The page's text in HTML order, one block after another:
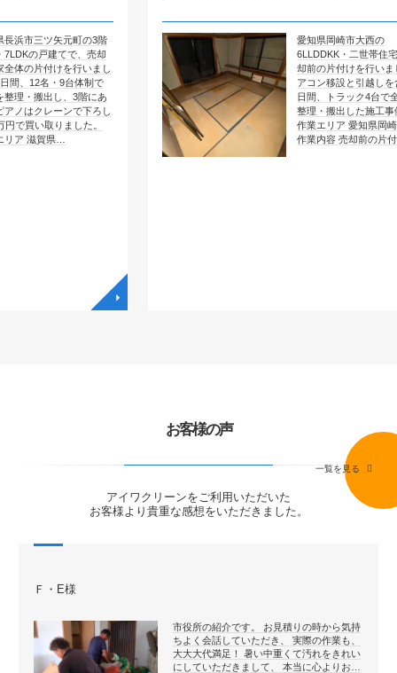
町の3階
で、売却
行いまし
台体制で
3階にあ
で下ろし
ました。
愛知県岡崎市大西の
6LLDDKK・二世帯住宅で、売
却前の片付けを行いました。エ
アコン移設と引越しを含めて4
日間、トラック4台で全部屋を
整理・搬出した施工事例です。
作業エリア 愛知県岡崎市大西
作業内容 売却前の片付け …
お客様の声
アイワクリーンをご利用いただいた
お客様より貴重な感想をいただきました。
一覧を見る
Ｆ・E様
市役所の紹介です。 お見積りの時から気持
ちよく会話していただき、 実際の作業も、
大大大代満足！ 暑い中重くて汚れをきれい
にしていただきまして、 本当に心よりお…